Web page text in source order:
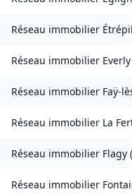
Réseau immobilier
Réseau immobilier Everly
Réseau immobilier Faÿ-
Réseau immobilier La
Réseau immobilier Flagy (
Réseau immobilier